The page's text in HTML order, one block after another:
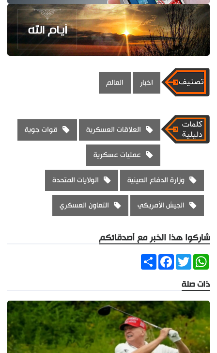
اخبار العالم
العلاقات العسكرية قوات جوية
عمليات عسكرية
وزارة الدفاع الصينية الولايات المتحدة
الجيش الأمريكي التعاون العسكري
شاركوا هذا الخبر مع أصدقائكم
ShareFacebookTwitter
WhatsApp
ذات صلة